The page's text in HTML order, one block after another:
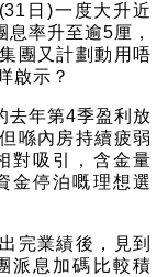
日)一度大升近
率升至逾5厘，
團又計劃動用唔
啟示？
去年第4季盈利放
喺內房持續疲弱
對吸引，含金量
金停泊嘅理想選
完業績後，見到
派息加碼比較積